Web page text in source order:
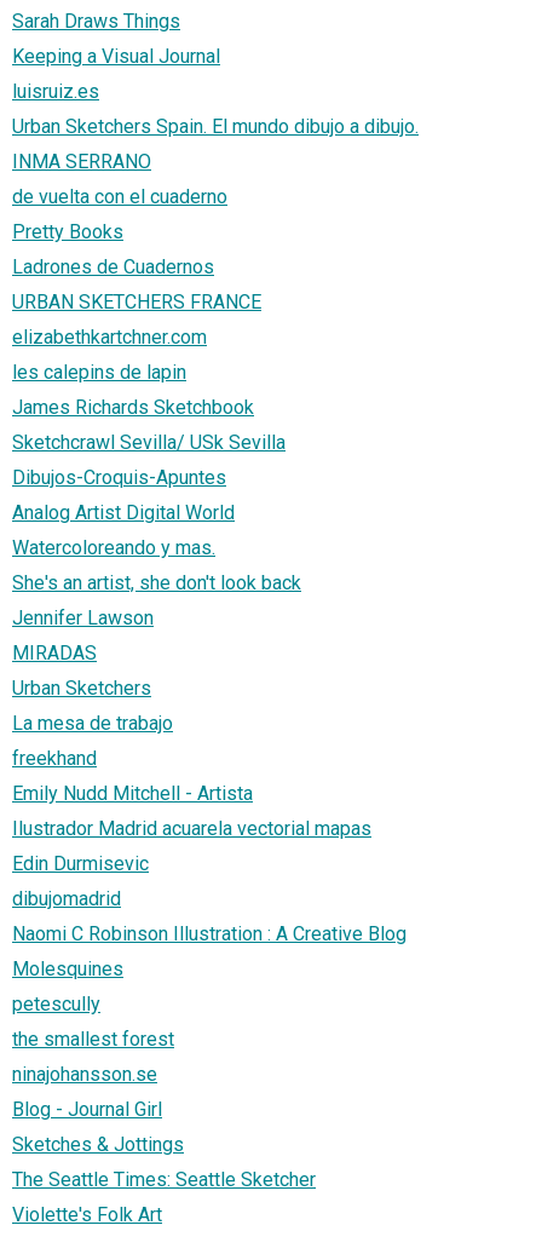
Sarah Draws Things
Keeping a Visual Journal
luisruiz.es
Urban Sketchers Spain. El mundo dibujo a dibujo.
INMA SERRANO
de vuelta con el cuaderno
Pretty Books
Ladrones de Cuadernos
URBAN SKETCHERS FRANCE
elizabethkartchner.com
les calepins de lapin
James Richards Sketchbook
Sketchcrawl Sevilla/ USk Sevilla
Dibujos-Croquis-Apuntes
Analog Artist Digital World
Watercoloreando y mas.
She's an artist, she don't look back
Jennifer Lawson
MIRADAS
Urban Sketchers
La mesa de trabajo
freekhand
Emily Nudd Mitchell - Artista
Ilustrador Madrid acuarela vectorial mapas
Edin Durmisevic
dibujomadrid
Naomi C Robinson Illustration : A Creative Blog
Molesquines
petescully
the smallest forest
ninajohansson.se
Blog - Journal Girl
Sketches & Jottings
The Seattle Times: Seattle Sketcher
Violette's Folk Art